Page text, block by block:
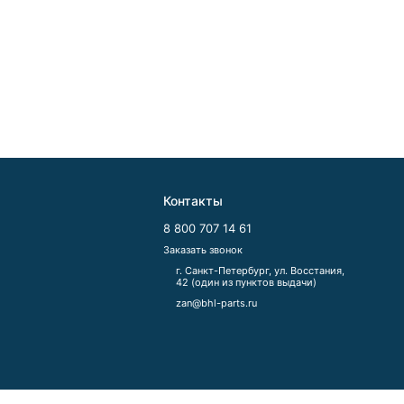
Контакты
8 800 707 14 61
Заказать звонок
г. Санкт-Петербург, ул. Восстания,
42 (один из пунктов выдачи)
zan@bhl-parts.ru